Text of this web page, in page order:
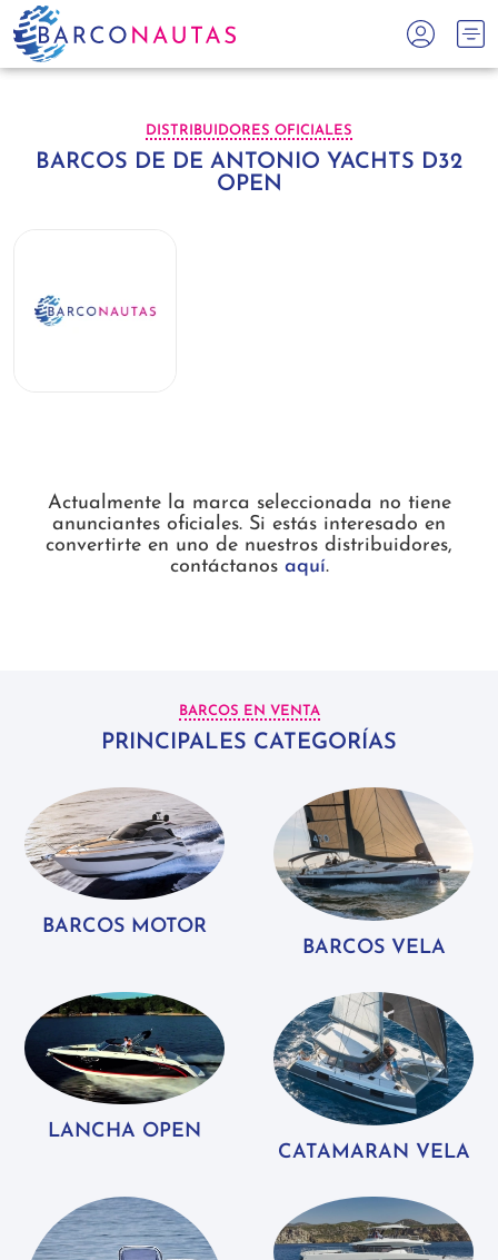
DISTRIBUIDORES OFICIALES
BARCOS DE DE ANTONIO YACHTS D32
OPEN
Actualmente la marca seleccionada no tiene
anunciantes oficiales. Si estás interesado en
convertirte en uno de nuestros distribuidores,
contáctanos aquí.
BARCOS EN VENTA
PRINCIPALES CATEGORÍAS
BARCOS MOTOR
BARCOS VELA
LANCHA OPEN
CATAMARAN VELA